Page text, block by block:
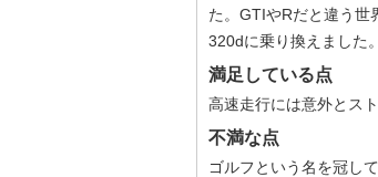
た。GTIやRだと違う世
320dに乗り換えました。
満足している点
高速走行には意外とス
不満な点
ゴルフという名を冠し